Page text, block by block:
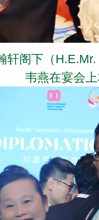
轩阁下（
韦燕在宴会